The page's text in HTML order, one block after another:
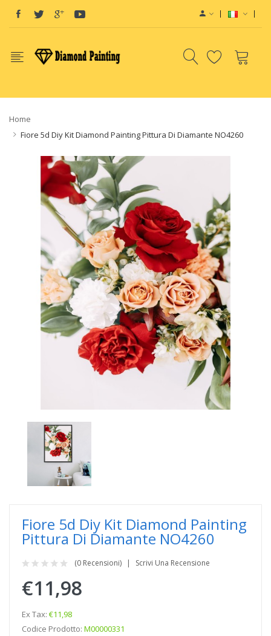
Vape hardwareE-Liquidsvapor clearanceE-Liquide-Liquidse-Juice
Home
Fiore 5d Diy Kit Diamond Painting Pittura Di Diamante NO4260
Fiore 5d Diy Kit Diamond Painting
Pittura Di Diamante NO4260
(0 Recensioni) Scrivi Una Recensione
€11,98
Ex Tax: €11,98
Codice Prodotto: M00000331